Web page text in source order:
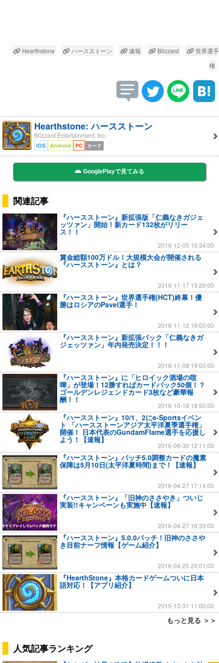
Hearthstone ハースストーン 速報 Blizzard
世界選手
権
Hearthstone: ハースストーン
Blizzard Entertainment, Inc.
iOS Android PC カード
GooglePlayで見てみる
関連記事
『ハースストーン』新拡張版「仁義なきガジェ
ッツァン」開始！新カード132枚がリリー
ス！！
2016-12-05 19:34:00
賞金総額100万ドル！大規模大会が開催される
『ハースストーン』とは？
2016-11-17 19:29:00
『ハースストーン』世界選手権(HCT)終幕！優
勝はロシアのPavel選手！
2016-11-12 16:00:00
『ハースストーン』新拡張パック「仁義なきガ
ジェッツァン」年内発売決定！！！
2016-11-08 19:00:00
『ハースストーン』に「ヒロイック酒場の喧
嘩」が登場！12勝すればカードパック50個！？
ゴールデンレジェンドカード3枚など豪華報
酬！！
2016-10-18 18:50:00
『ハースストーン』10/1、2にe-Sportsイベン
ト 「ハースストーンアジア太平洋夏季選手権」
開催！ 日本代表のGundamFlame選手を応援し
よう！【速報】
2016-09-30 12:11:00
『ハースストーン』パッチ5.0調整カードの魔素
保障は5月10日(太平洋夏時間)まで！【速報】
2016-04-27 17:14:00
『ハースストーン』「旧神のささやき」ついじ
実装!!キャンペーンも実施中【速報】
2016-04-27 16:33:00
『ハースストーン』5.0.0パッチ！旧神のささや
き目前ナーフ情報【ゲーム紹介】
2016-04-25 20:01:00
『HearthStone』本格カードゲームついに日本
語対応！【アプリ紹介】
2015-10-31 11:00:00
もっと見る ＞＞
人気記事ランキング